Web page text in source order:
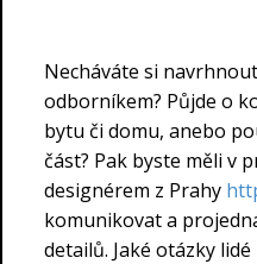
Necháváte si
odborníkem? Půjde o
bytu či domu, anebo
část? Pak byste měli v
designérem z Prahy
komunikovat a
detailů. Jaké otázky